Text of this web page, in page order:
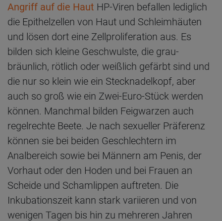
Angriff auf die Haut HP-​Viren befallen lediglich
die Epithelzellen von Haut und Schleimhäuten
und lösen dort eine Zellproliferation aus. Es
bilden sich kleine Geschwulste, die grau-
bräunlich, rötlich oder weißlich gefärbt sind und
die nur so klein wie ein Stecknadelkopf, aber
auch so groß wie ein Zwei-Euro-Stück werden
können. Manchmal bilden Feigwarzen auch
regelrechte Beete. Je nach sexueller Präferenz
können sie bei beiden Geschlechtern im
Analbereich sowie bei Männern am Penis, der
Vorhaut oder den Hoden und bei Frauen an
Scheide und Schamlippen auftreten. Die
Inkubationszeit kann stark variieren und von
wenigen Tagen bis hin zu mehreren Jahren